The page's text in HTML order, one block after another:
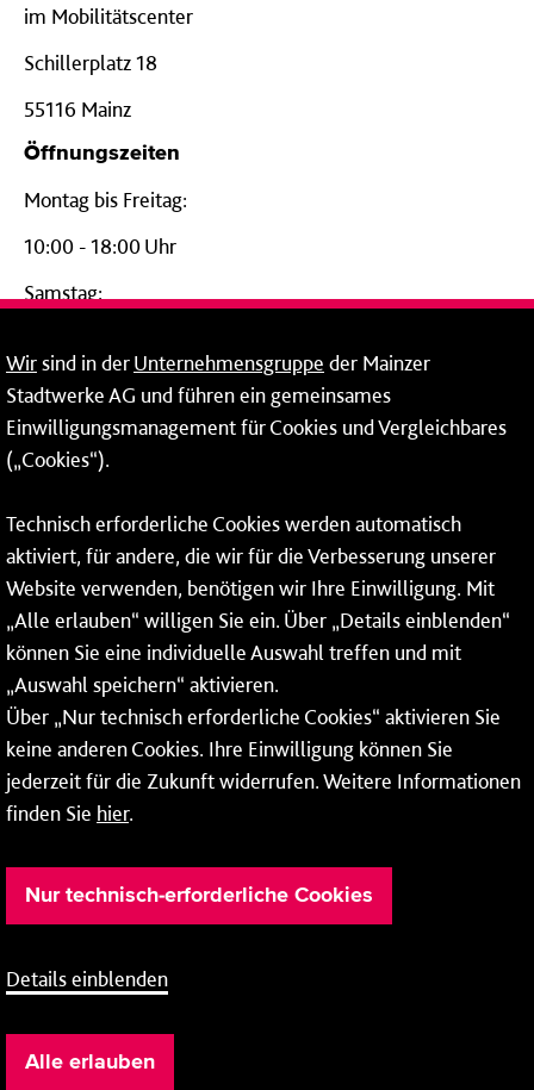
im Mobilitätscenter
Schillerplatz 18
55116 Mainz
Öffnungszeiten
Montag bis Freitag:
10:00 - 18:00 Uhr
Samstag:
24-Stunden-Telefon*
06131 – 12 77 77
Fax: 06131 – 12 66 66
* Montags bis freitags bis 7 und ab 18 Uhr sowie an
Wochenenden und Feiertagen ganztags werden Ihre
Anrufe je nach Themenauswahl an ein Callcenter des
RMV oder von nextbike weitergeleitet. Dort erhalten Sie
ausschließlich Auskünfte zum Fahrplan bzw. zu
meinRad.
Wirsind in derUnternehmensgruppe der Mainzer
Stadtwerke AG und führen ein gemeinsames
Einwilligungsmanagement für Cookies und Vergleichbares
(„Cookies“).
Technisch erforderliche Cookies werden automatisch
aktiviert, für andere, die wir für die Verbesserung unserer
Website verwenden, benötigen wir Ihre Einwilligung. Mit
„Alle erlauben“ willigen Sie ein. Über „Details einblenden“
können Sie eine individuelle Auswahl treffen und mit
„Auswahl speichern“ aktivieren.
Über „Nur technisch erforderliche Cookies“ aktivieren Sie
keine anderen Cookies. Ihre Einwilligung können Sie
jederzeit für die Zukunft widerrufen. Weitere Informationen
finden Sie hier.
Nur technisch-erforderliche Cookies
Details einblenden
Alle erlauben